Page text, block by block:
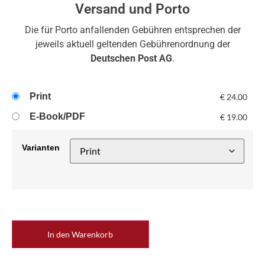
Versand und Porto
Die für Porto anfallenden Gebühren entsprechen der
jeweils aktuell geltenden Gebührenordnung der
Deutschen Post AG.
Print € 24.00
E-Book/PDF
€ 19.00
Varianten
In den Warenkorb